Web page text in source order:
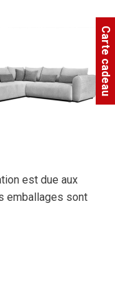
est due aux
emballages sont
Carte cadeau